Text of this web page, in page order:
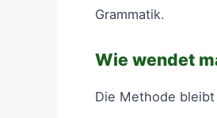
Grammatik.
Wie wendet
Die Methode